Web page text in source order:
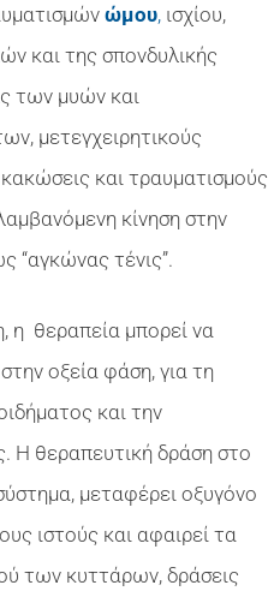
ώμου, ισχίου,
και της σπονδυλικής
των μυών και
μετεγχειρητικούς
και τραυματισμούς
κίνηση στην
“αγκώνας τένις”.
η θεραπεία μπορεί να
οξεία φάση, για τη
και την
Η θεραπευτική δράση στο
μεταφέρει οξυγόνο
ιστούς και αφαιρεί τα
των κυττάρων, δράσεις